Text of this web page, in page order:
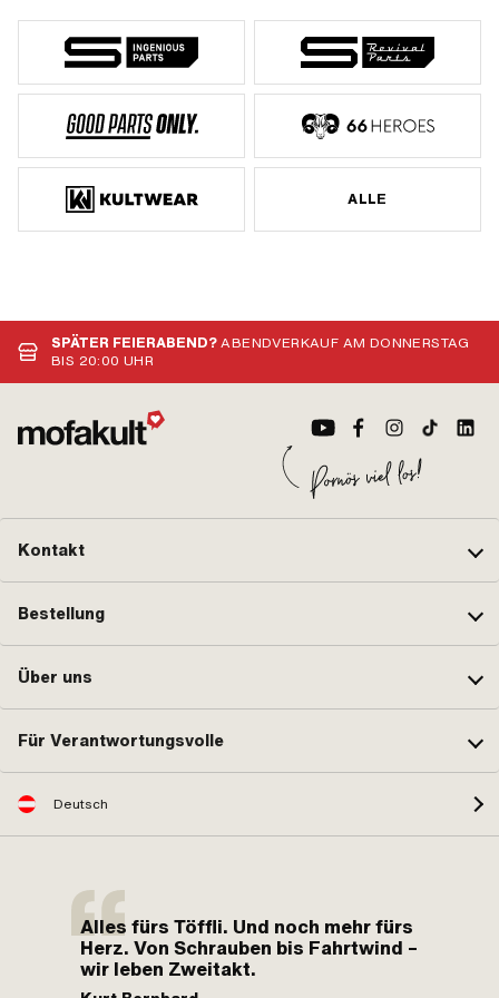
ALLE
SPÄTER FEIERABEND?ABENDVERKAUF AM DONNERSTAG
BIS 20:00 UHR
Kontakt
Bestellung
Über uns
Für Verantwortungsvolle
Deutsch
Alles fürs Töffli. Und noch mehr fürs
Herz. Von Schrauben bis Fahrtwind –
wir leben Zweitakt.